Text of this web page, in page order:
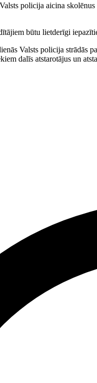
policija aicina
būtu lietderīgi
Valsts policija strādās
dalīs atstarotājus un